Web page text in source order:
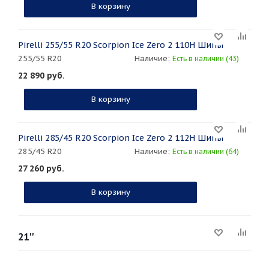
В корзину
Pirelli 255/55 R20 Scorpion Ice Zero 2 110H Шипы
255/55 R20 Наличие: Есть в наличии (43)
22 890 руб.
В корзину
Pirelli 285/45 R20 Scorpion Ice Zero 2 112H Шипы
285/45 R20 Наличие: Есть в наличии (64)
27 260 руб.
В корзину
21''